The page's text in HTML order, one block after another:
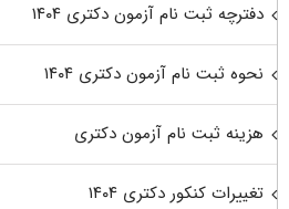
دفترچه ثبت نام آزمون دکتری ۱۴۰۴
نحوه ثبت نام آزمون دکتری ۱۴۰۴
هزینه ثبت نام آزمون دکتری
تغییرات کنکور دکتری ۱۴۰۴